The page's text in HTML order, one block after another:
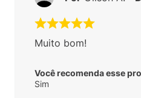
Muito bom!
Você recomenda esse
Sim